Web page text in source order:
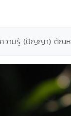
ความรู้ (ปัญญา) ตัณ